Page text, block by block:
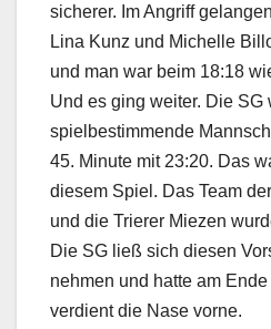
sicherer. Im Angriff
Lina Kunz und Michelle
und man war beim 18:18
Und es ging weiter. Die SG
spielbestimmende
45. Minute mit 23:20. Das
diesem Spiel. Das Team
und die Trierer Miezen
Die SG ließ sich diesen
nehmen und hatte am
verdient die Nase vorne.